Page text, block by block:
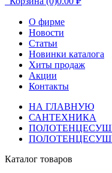
О фирме
Новости
Статьи
Новинки каталога
Хиты продаж
Акции
Контакты
НА ГЛАВНУЮ
САНТЕХНИКА
Каталог товаров